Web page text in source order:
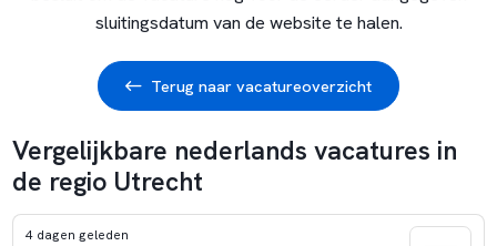
sluitingsdatum van de website te halen.
Terug naar vacatureoverzicht
Vergelijkbare nederlands vacatures in
de regio Utrecht
4 dagen geleden